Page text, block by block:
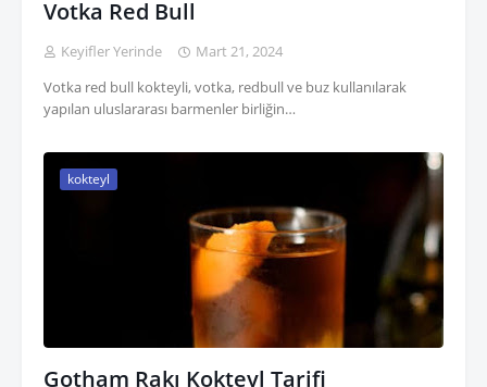
Votka Red Bull
Keyifler Yerinde
Mart 21, 2024
Votka red bull kokteyli, votka, redbull ve buz kullanılarak
yapılan uluslararası barmenler birliğin…
kokteyl
Gotham Rakı Kokteyl Tarifi